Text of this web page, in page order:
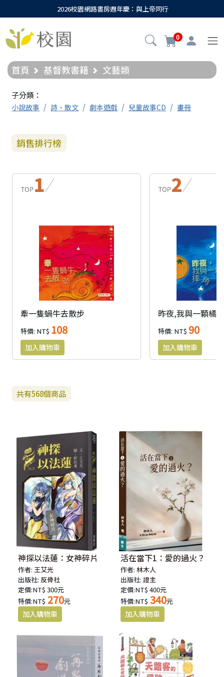
2026校園網路書房週年慶：與上帝同行
0
首頁 基督教書籍 文藝類
子分類：
小說故事 詩、散文 劇本遊戲 兒童故事CD 畫冊
銷售排行榜
牽一隻蝸牛去散步
特價: NT$ 108
昨夜,我與一顆橘
特價: NT$90
共有568個商品
神探以法蓮：女神碎片
作者:王艾光
出版社: 反骨社
定價:NT$ 300元
特價:NT$ 270元
活在當下1：愛的過火？
作者:林木人
出版社:證主
定價:NT$ 400元
特價:NT$ 340元